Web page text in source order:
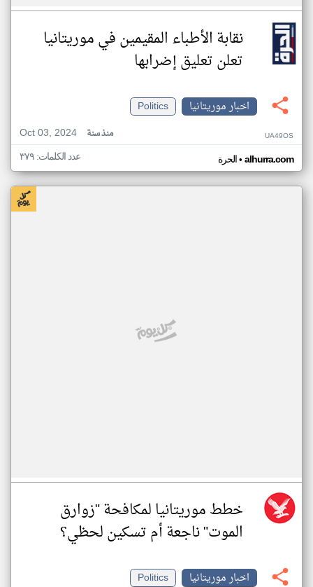
نقابة الأطباء المقيمين في موريتانيا
تعلن تعليق إضرابها
اخبار موريتانيا
Politics
Oct 03, 2024
منذ سنة UA49OS
الحرة• alhurra.com عدد الكلمات: ٣٧٩
خطط موريتانيا لمكافحة "زوارق
الموت" ناجعة أم تسكين لحظي؟
اخبار موريتانيا
Politics